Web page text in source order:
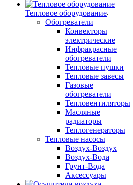
Тепловое оборудование
Обогреватели
Конвекторы
электрические
Инфракрасные
обогреватели
Тепловые пушки
Тепловые завесы
Газовые
обогреватели
Тепловентиляторы
Масляные
радиаторы
Теплогенераторы
Тепловые насосы
Воздух-Воздух
Воздух-Вода
Грунт-Вода
Аксессуары